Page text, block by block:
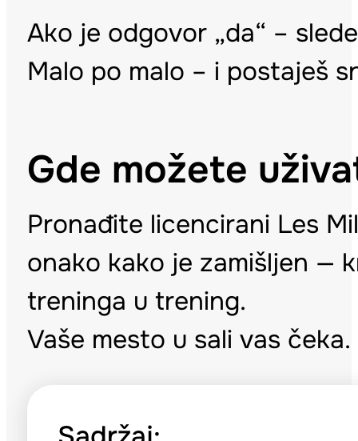
Ako je odgovor „da“ –
Malo po malo – i postaješ
Gde možete
Pronađite licencirani Les
onako kako je zamišljen —
treninga u trening.
Vaše mesto u sali vas